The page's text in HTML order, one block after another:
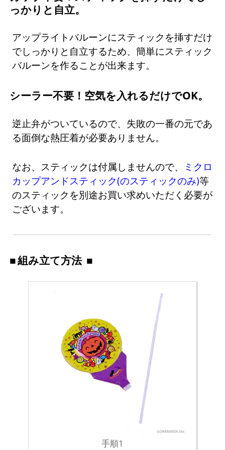
っかりと自立。
アップライトバルーンにスティックを挿すだけ
でしっかりと自立するため、簡単にスティック
バルーンを作ることが出来ます。
シーラー不要！空気を入れるだけでOK。
逆止弁がついているので、失敗の一番の元であ
る面倒な熱圧着が必要ありません。
なお、スティックは付属しませんので、
ミクロ
カップアンドスティック(のスティックのみ)等
のスティックを別途お買い求めいただく必要が
ございます。
組み立て方法
手順1